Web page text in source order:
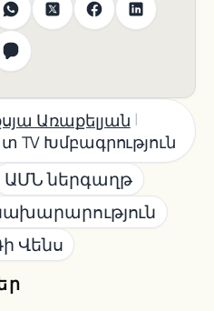
Առաքելյան |
TV Խմբագրություն
ԱՄՆ ներգաղթ
Վենս